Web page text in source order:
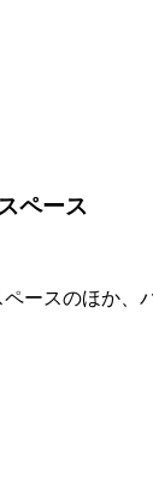
ペース
ースのほか、